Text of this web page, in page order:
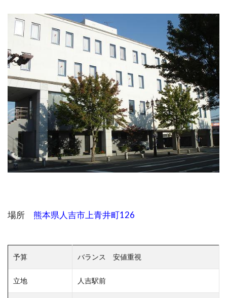
場所 熊本県人吉市上青井町126
予算 バランス 安値重視
立地 人吉駅前